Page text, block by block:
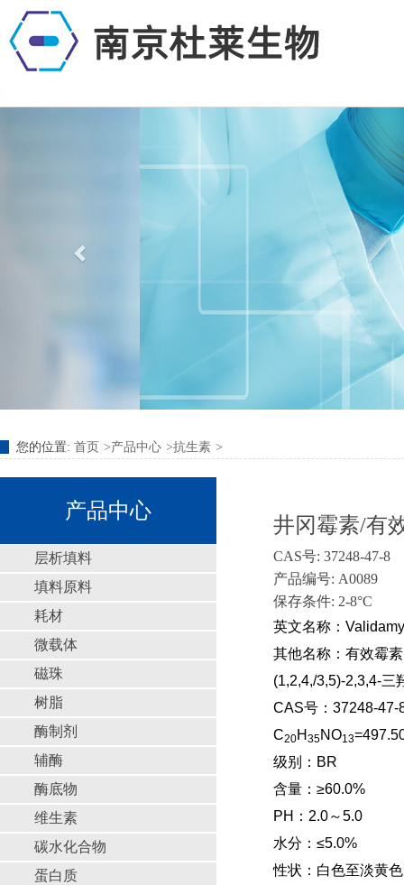
您的位置: 首页 产品中心 抗生素
产品中心
层析填料
填料原料
耗材
微载体
磁珠
树脂
酶制剂
辅酶
酶底物
维生素
碳水化合物
蛋白质
井冈霉素/有
CAS号: 37248-47-8
产品编号: A0089
保存条件: 2-8°C
英文名称：
其他名称：有效霉
(1,2,4,/3,5)-2,3,4-三
CAS号：37248-47-
C20H 35NO13
级别：BR
含量：≥60.0%
PH：2.0～5.0
水分：≤5.0%
性状：白色至淡黄